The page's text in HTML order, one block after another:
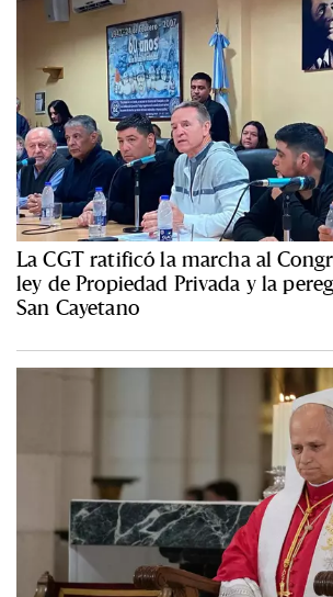
La CGT ratificó la marcha al
ley de Propiedad Privada y la
San Cayetano